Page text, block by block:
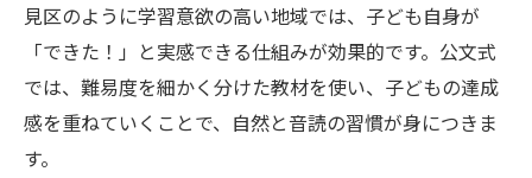
見区のように学習意欲の高い地域では、子ども自身が
「できた！」と実感できる仕組みが効果的です。公文式
では、難易度を細かく分けた教材を使い、子どもの達成
感を重ねていくことで、自然と音読の習慣が身につきま
す。